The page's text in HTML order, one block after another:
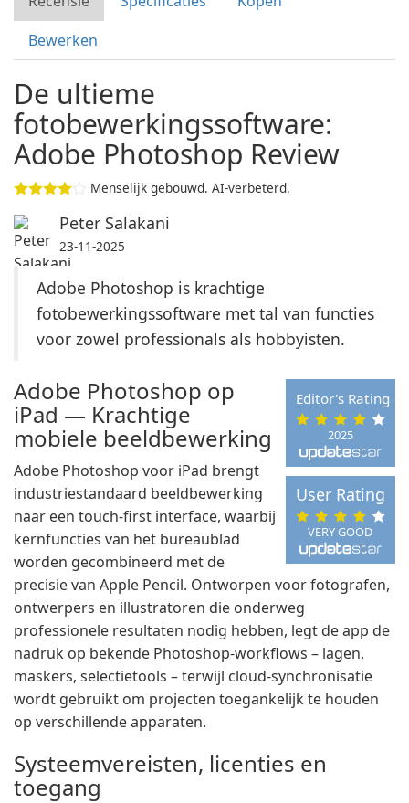
Bewerken
De ultieme
fotobewerkingssoftware:
Adobe Photoshop Review
Menselijk gebouwd. AI-verbeterd.
Peter Salakani
23-11-2025
Adobe Photoshop is krachtige
fotobewerkingssoftware met tal van functies
voor zowel professionals als hobbyisten.
2025
Editor's Rating
VERY GOOD
User Rating
Adobe Photoshop op
iPad — Krachtige
mobiele beeldbewerking
Adobe Photoshop voor iPad brengt
industriestandaard beeldbewerking
naar een touch-first interface, waarbij
kernfuncties van het bureaublad
worden gecombineerd met de
precisie van Apple Pencil. Ontworpen voor fotografen,
ontwerpers en illustratoren die onderweg
professionele resultaten nodig hebben, legt de app de
nadruk op bekende Photoshop-workflows – lagen,
maskers, selectietools – terwijl cloud-synchronisatie
wordt gebruikt om projecten toegankelijk te houden
op verschillende apparaten.
Systeemvereisten, licenties en
toegang